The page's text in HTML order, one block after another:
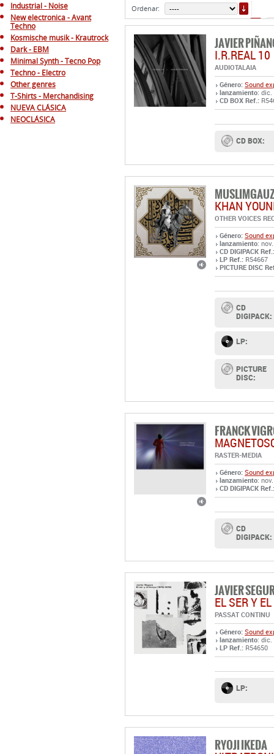
Minimal Synth - Tecno Pop
Techno - Electro
Other genres
T-Shirts - Merchandising
NUEVA CLÁSICA
NEOCLÁSICA
AUDIOTALAIA
lanzamiento: dic.
CD BOX Ref.:
CD BOX:
OTHER VOICES
lanzamiento :
CD DIGIPACK Ref.:
LP Ref.: R54667
PICTURE DISC
CD
DIGIPACK:
PICTURE
FRANCK
RASTER-MEDIA
lanzamiento:
CD DIGIPACK Ref.:
CD
DIGIPACK:
JAVIER
PASSAT CONTINU
lanzamiento: dic.
LP Ref.:R54650
LP:
RYOJI IKEDA
NOTON
lanzamiento: dic.
CD DIGIPACK Ref.: